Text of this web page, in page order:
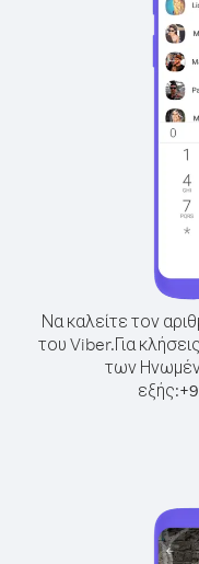
Να καλείτε τον
του Viber.Για
των
εξής:+